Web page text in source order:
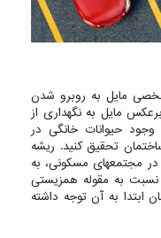
مایل به روبرو شدن
مایل به نگهداری از
حیوانات خانگی در
تحقیق کنید. ریشه
در مجتمعهای مسکونی، به
نسبت به مقوله همزیستی
ابتدا به آن توجه داشته